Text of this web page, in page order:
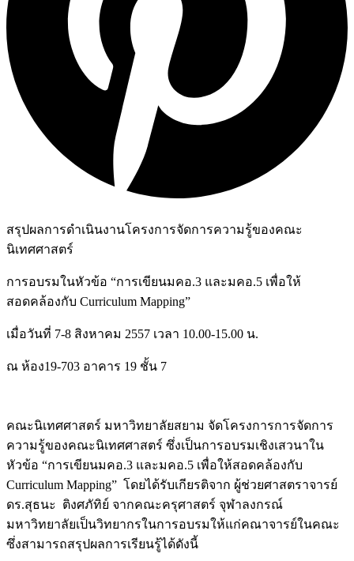
สรุปผลการดำเนินงานโครงการจัดการความรู้ของคณะ
นิเทศศาสตร์
การอบรมในหัวข้อ “การเขียนมคอ.3 และมคอ.5 เพื่อให้
สอดคล้องกับ Curriculum Mapping”
เมื่อวันที่ 7-8 สิงหาคม 2557 เวลา 10.00-15.00 น.
ณ ห้อง19-703 อาคาร 19 ชั้น 7
คณะนิเทศศาสตร์ มหาวิทยาลัยสยาม จัดโครงการการจัดการ
ความรู้ของคณะนิเทศศาสตร์ ซึ่งเป็นการอบรมเชิงเสวนาใน
หัวข้อ “การเขียนมคอ.3 และมคอ.5 เพื่อให้สอดคล้องกับ
Curriculum Mapping” โดยได้รับเกียรติจาก ผู้ช่วยศาสตราจารย์
ดร.สุธนะ ติงศภัทิย์ จากคณะครุศาสตร์ จุฬาลงกรณ์
มหาวิทยาลัยเป็นวิทยากรในการอบรมให้แก่คณาจารย์ในคณะ
ซึ่งสามารถสรุปผลการเรียนรู้ได้ดังนี้